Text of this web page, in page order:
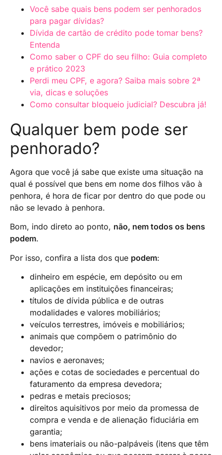
Você sabe quais bens podem ser penhorados
para pagar dívidas?
Dívida de cartão de crédito pode tomar bens?
Entenda
Como saber o CPF do seu filho: Guia completo
e prático 2023
Perdi meu CPF, e agora? Saiba mais sobre 2ª
via, dicas e soluções
Como consultar bloqueio judicial? Descubra já!
Qualquer bem pode ser
penhorado?
Agora que você já sabe que existe uma situação na
qual é possível que bens em nome dos filhos vão à
penhora, é hora de ficar por dentro do que pode ou
não se levado à penhora.
Bom, indo direto ao ponto, não, nem todos os bens
podem.
Por isso, confira a lista dos que podem:
dinheiro em espécie, em depósito ou em
aplicações em instituições financeiras;
títulos de dívida pública e de outras
modalidades e valores mobiliários;
veículos terrestres, imóveis e mobiliários;
animais que compõem o patrimônio do
devedor;
navios e aeronaves;
ações e cotas de sociedades e percentual do
faturamento da empresa devedora;
pedras e metais preciosos;
direitos aquisitivos por meio da promessa de
compra e venda e de alienação fiduciária em
garantia;
bens imateriais ou não-palpáveis (itens que têm